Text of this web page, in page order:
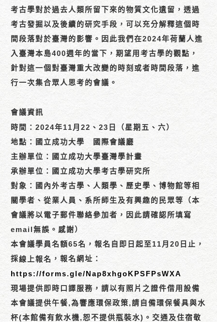
考古學對於過去人類所留下來的物質文化遺留，透過
考古發掘以及後續的研究手段，可以充分解釋這個時
間段落對於臺灣的影響。因此我們在2024年荷蘭人進
入臺灣本島400週年的當下，期望用考古學的觀點，
針對這一個對臺灣重大改變的時刻或者時間段落，進
行一次集合眾人思考的會議。
會議資訊
時間：2024年11月22、23日（星期五、六）
地點：國立成功大學 國際會議廳
主辦單位：國立成功大學臺灣學計畫
承辦單位：國立成功大學考古學研究所
對象：國內外考古學、人類學、歷史學、博物館等相
關學者、從業人員、系所師生及有興趣的民眾等（本
會議將以電子郵件聯絡參加者，因此請確認所填寫
email無誤。感謝）
本會議學員名額65名，報名自即日起至11月20日止，
採線上報名 ，報名網址：
https://forms.gle/Nap8xhgoKPSFPsWXA
現場提供即時口譯服務，請以有照片之證件借用設備
本會議提供午餐,為響應環保政策,請自備環保餐具與水
杯(本館備有飲水機,恕不提供瓶裝水)。交通及住宿敬